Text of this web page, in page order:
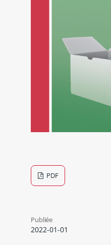
PDF
Publiée
2022-01-01